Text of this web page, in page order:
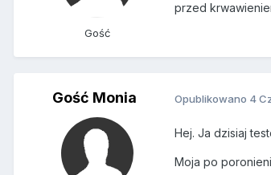
Gość
przed
Gość Monia Opublikowano 4
Hej. Ja dzisiaj
Moja po